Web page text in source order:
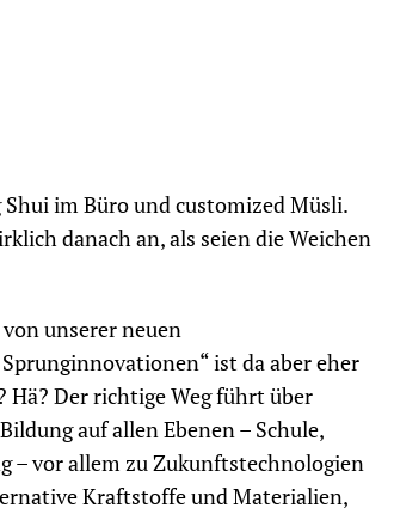
im Büro und customized Müsli.
danach an, als seien die Weichen
unserer neuen
ist da aber eher
Der richtige Weg führt über
auf allen Ebenen – Schule,
– vor allem zu Zukunftstechnologien
Kraftstoffe und Materialien,